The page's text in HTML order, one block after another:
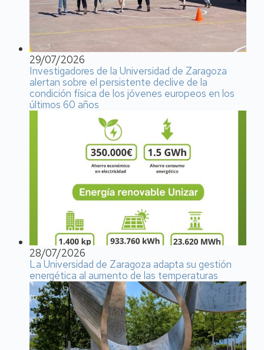
29/07/2026
Investigadores de la Universidad de Zaragoza
alertan sobre el persistente declive de la
condición física de los jóvenes europeos en los
últimos 60 años
28/07/2026
La Universidad de Zaragoza adapta su gestión
energética al aumento de las temperaturas